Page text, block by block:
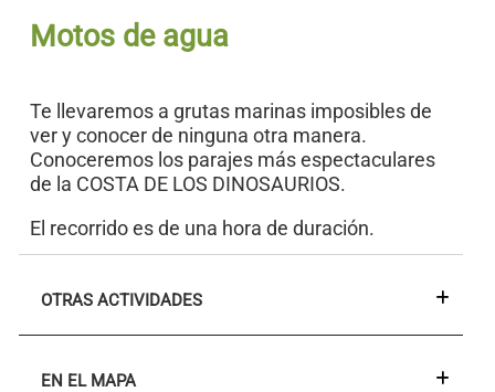
Motos de agua
Te llevaremos a grutas marinas imposibles de
ver y conocer de ninguna otra manera.
Conoceremos los parajes más espectaculares
de la COSTA DE LOS DINOSAURIOS.
El recorrido es de una hora de duración.
OTRAS ACTIVIDADES
EN EL MAPA